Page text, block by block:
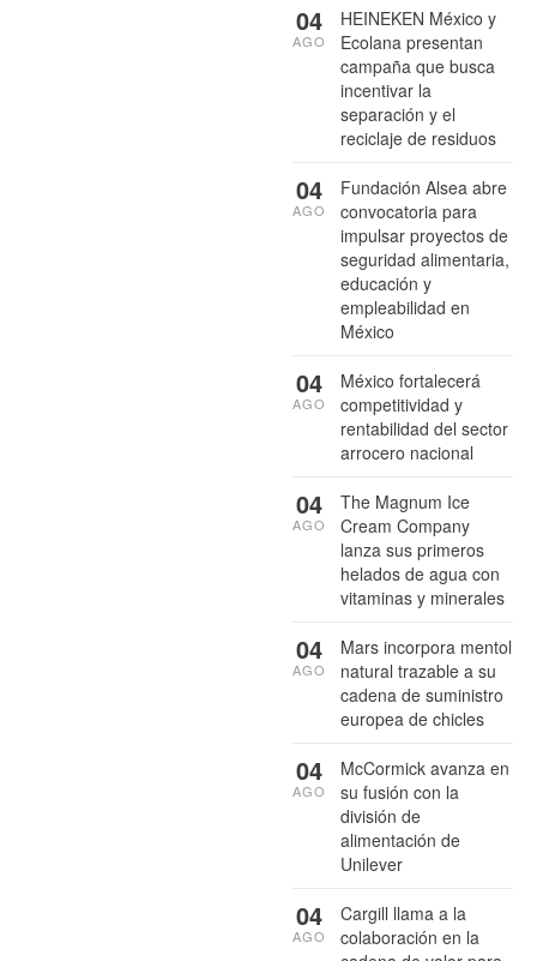
HEINEKEN México y
Ecolana presentan
campaña que busca
incentivar la
separación y el
reciclaje de residuos
04
AGO
Fundación Alsea abre
convocatoria para
impulsar proyectos de
seguridad alimentaria,
educación y
empleabilidad en
México
04
AGO
México fortalecerá
competitividad y
rentabilidad del sector
arrocero nacional
04
AGO
The Magnum Ice
Cream Company
lanza sus primeros
helados de agua con
vitaminas y minerales
04
AGO
Mars incorpora mentol
natural trazable a su
cadena de suministro
europea de chicles
04
AGO
McCormick avanza en
su fusión con la
división de
alimentación de
Unilever
04
AGO
Cargill llama a la
colaboración en la
04
AGO